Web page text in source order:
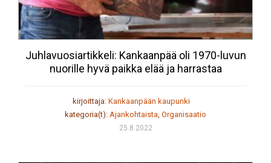
Juhlavuosiartikkeli: Kankaanpää oli 1970-luvun
nuorille hyvä paikka elää ja harrastaa
kirjoittaja: Kankaanpään kaupunki
kategoria(t): Ajankohtaista, Organisaatio
25.8.2022